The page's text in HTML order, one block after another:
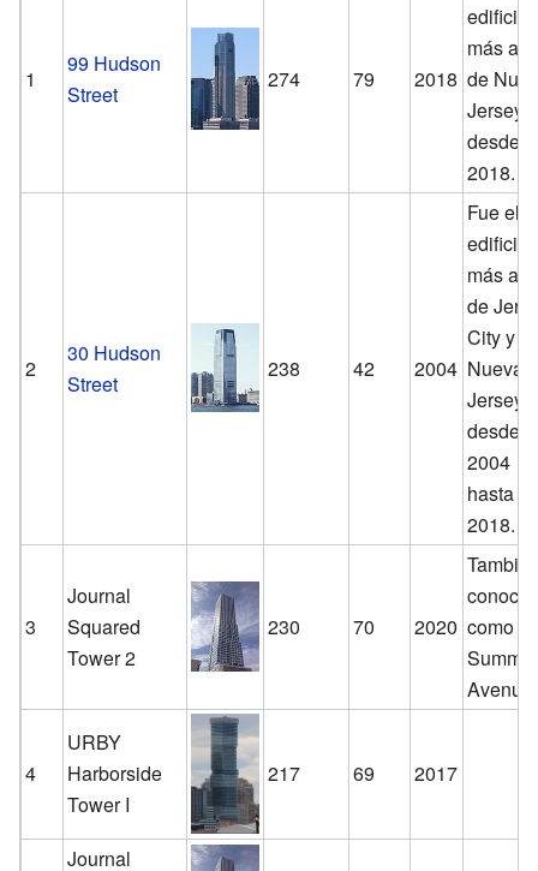
1
99 Hudson
Street
274 79 2018
edificio
más
de
Jersey
desde
2018.
2
30 Hudson
Street
238 42 2004
Fue el
edificio
más
de
City y
Nueva
Jersey
desde
2004
hasta
2018.
3
Journal
Squared
Tower 2
230 70 2020 como
Summit
Avenue.
4
URBY
Harborside
Tower I
217 69 2017
Journal